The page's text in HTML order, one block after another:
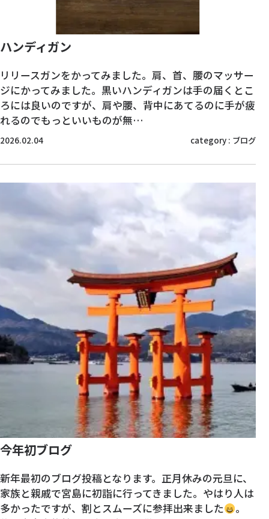
ハンディガン
リリースガンをかってみました。肩、首、腰のマッサー
ジにかってみました。黒いハンディガンは手の届くとこ
ろには良いのですが、肩や腰、背中にあてるのに手が疲
れるのでもっといいものが無…
2026.02.04 category : ブログ
今年初ブログ
新年最初のブログ投稿となります。正月休みの元旦に、
家族と親戚で宮島に初詣に行ってきました。やはり人は
多かったですが、割とスムーズに参拝出来ました
。